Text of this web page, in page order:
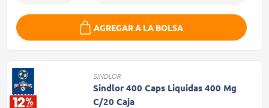
AGREGAR A LA BOLSA
SINDLOR
Sindlor 400 Caps Liquidas 400 Mg
C/20 Caja